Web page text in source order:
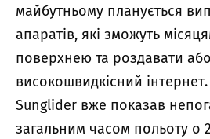
майбутньому планується
апаратів, які зможуть
поверхнею та роздавати
високошвидкісний інтернет.
Sunglider вже показав
загальним часом польоту о